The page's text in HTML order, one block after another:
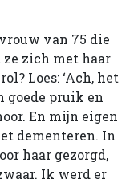
van 75 die
zich met haar
Loes: ‘Ach, het
goede pruik en
En mijn eigen
dementeren. In
haar gezorgd,
Ik werd er